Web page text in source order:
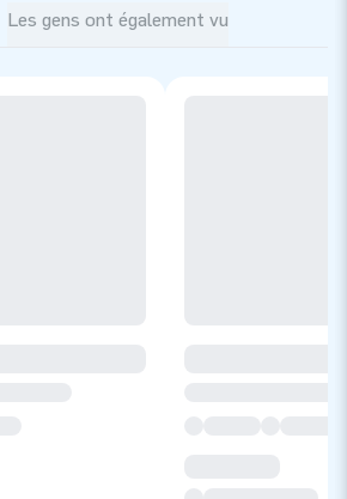
Les gens ont également vu